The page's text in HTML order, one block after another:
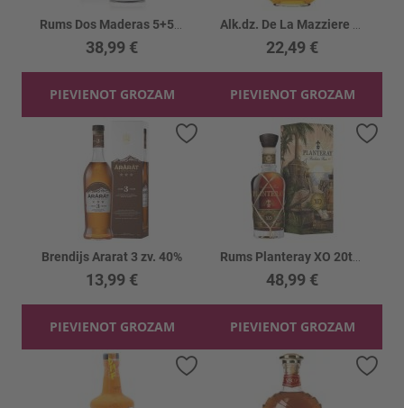
38,99 €
PIEVIENOT GROZAM
22,49 €
PIEVIENOT GROZAM
Brendijs Ararat 3 zv. 40%
13,99 €
PIEVIENOT GROZAM
Pievienot vēlmju sarakstam
48,99 €
PIEVIENOT GROZAM
Pievienot vēlmju sarakstam